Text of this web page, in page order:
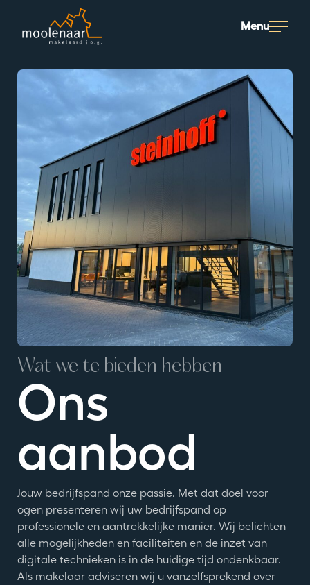
Moolenaar logo
Menu
Wat we te bieden hebben
Ons
aanbod
Jouw bedrijfspand onze passie. Met dat doel voor
ogen presenteren wij uw bedrijfspand op
professionele en aantrekkelijke manier. Wij belichten
alle mogelijkheden en faciliteiten en de inzet van
digitale technieken is in de huidige tijd ondenkbaar.
Als makelaar adviseren wij u vanzelfsprekend over